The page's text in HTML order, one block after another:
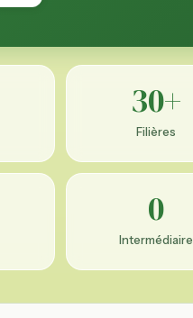
30+
Filières
0
Intermédiaire